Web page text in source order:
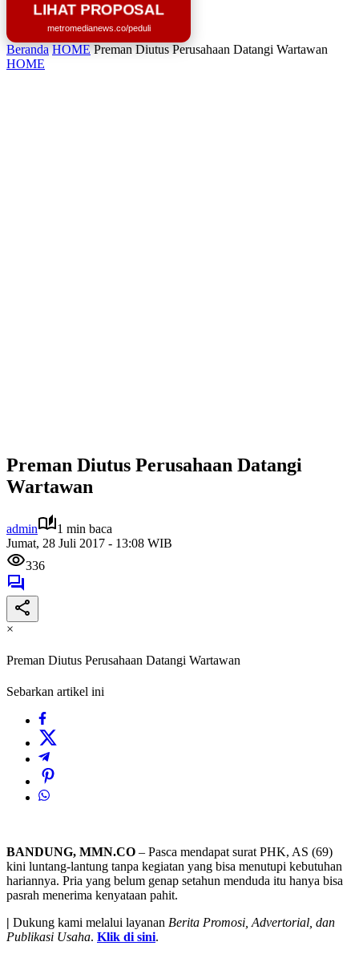
LIHAT PROPOSAL
metromedianews.co/peduli
Beranda HOME Preman Diutus Perusahaan Datangi Wartawan
HOME
Preman Diutus Perusahaan Datangi
Wartawan
admin
1 min baca
Jumat, 28 Juli 2017 - 13:08 WIB
336
×
Preman Diutus Perusahaan Datangi Wartawan
Sebarkan artikel ini
BANDUNG, MMN.CO – Pasca mendapat surat PHK, AS (69)
kini luntang-lantung tanpa kegiatan yang bisa menutupi kebutuhan
hariannya. Pria yang belum genap setahun menduda itu hanya bisa
pasrah menerima kenyataan pahit.
| Dukung kami melalui layanan Berita Promosi, Advertorial, dan
Publikasi Usaha. Klik di sini.